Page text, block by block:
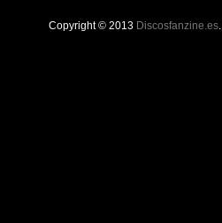
Copyright © 2013 Discosfanzine.es.